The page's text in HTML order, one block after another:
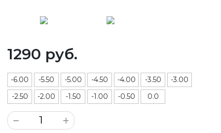
1290 руб.
-6.00 -5.50 -5.00 -4.50 -4.00 -3.50
-3.00
-2.50
-2.00 -1.50 -1.00 -0.50 0.0